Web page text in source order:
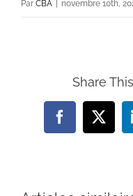
Par CBA novembre 10th,
Share
Facebook
X